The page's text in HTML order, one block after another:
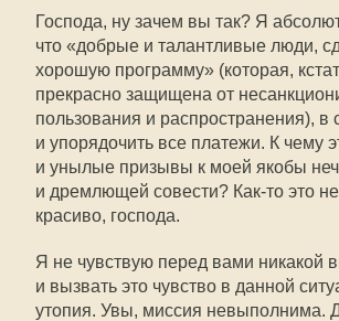
Господа, ну зачем вы так? Я
что «добрые и талантливые люди,
хорошую программу» (которая,
прекрасно защищена от
пользования и распространения), в
и упорядочить все платежи. К чему
и унылые призывы к моей якобы
и дремлющей совести? Как-то это
красиво, господа.
Я не чувствую перед вами никакой
и вызвать это чувство в данной
утопия. Увы, миссия невыполнима.